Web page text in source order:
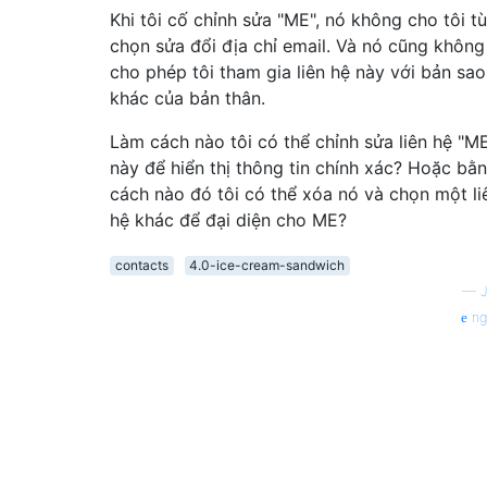
Khi tôi cố chỉnh sửa "ME", nó không cho tôi
chọn sửa đổi địa chỉ email. Và nó cũng không
cho phép tôi tham gia liên hệ này với bản sao
khác của bản thân.
Làm cách nào tôi có thể chỉnh sửa liên hệ
này để hiển thị thông tin chính xác? Hoặc
cách nào đó tôi có thể xóa nó và chọn một
hệ khác để đại diện cho ME?
contacts
4.0-ice-cream-sandwich
—